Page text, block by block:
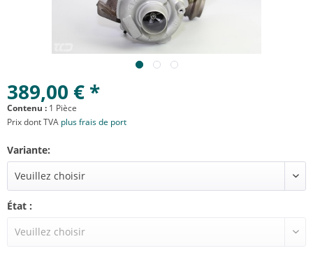
389,00 € *
Contenu : 1 Pièce
Prix dont TVA plus frais de port
Variante:
État :